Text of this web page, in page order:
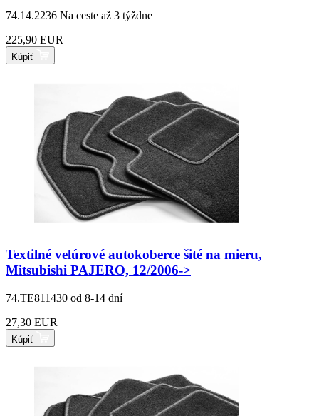
74.14.2236 Na ceste až 3 týždne
225,90 EUR
Kúpiť
Textilné velúrové autokoberce šité na mieru,
Mitsubishi PAJERO, 12/2006->
74.TE811430 od 8-14 dní
27,30 EUR
Kúpiť